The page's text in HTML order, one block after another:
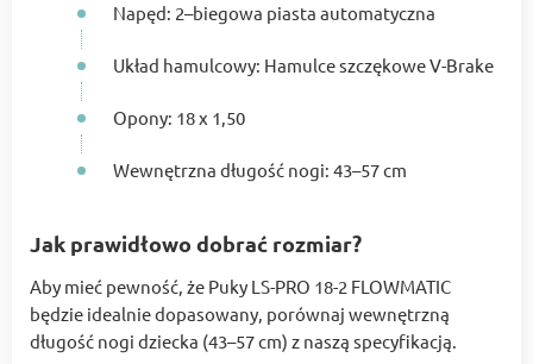
Napęd: 2–biegowa piasta automatyczna
Układ hamulcowy: Hamulce szczękowe V-Brake
Opony: 18 x 1,50
Wewnętrzna długość nogi: 43–57 cm
Jak prawidłowo dobrać rozmiar?
Aby mieć pewność, że Puky LS-PRO 18-2 FLOWMATIC
będzie idealnie dopasowany, porównaj wewnętrzną
długość nogi dziecka (43–57 cm) z naszą specyfikacją.